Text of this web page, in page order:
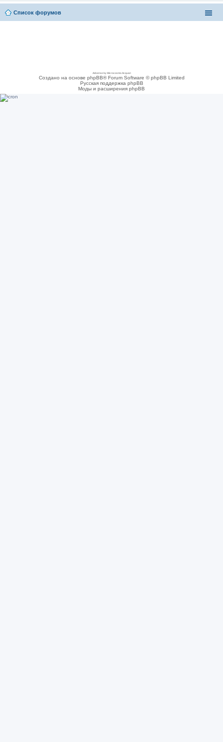
Список форумов
Adsense by Microcosmo Acquari
Создано на основе phpBB® Forum Software © phpBB Limited
Русская поддержка phpBB
Моды и расширения phpBB